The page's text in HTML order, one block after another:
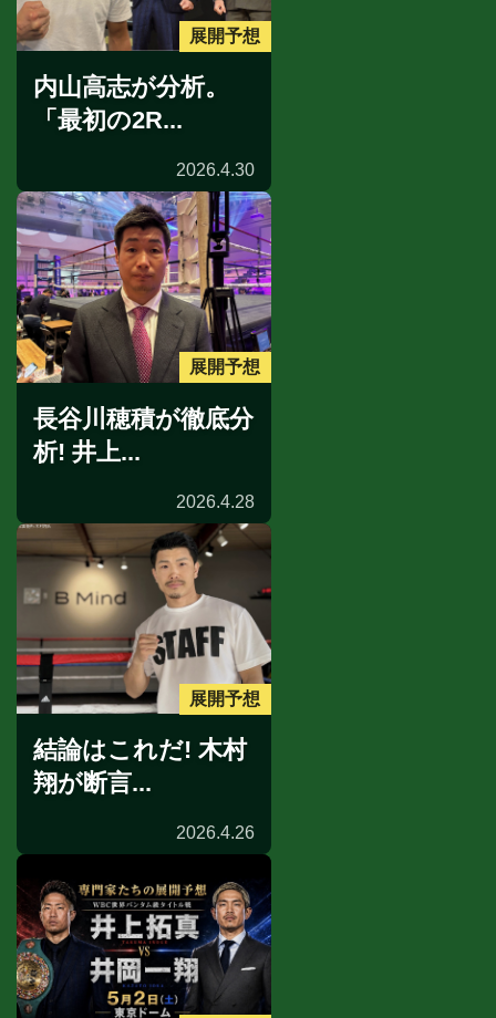
展開予想
内山高志が分析。
「最初の2R...
2026.4.30
展開予想
長谷川穂積が徹底分
析! 井上...
2026.4.28
展開予想
結論はこれだ! 木村
翔が断言...
2026.4.26